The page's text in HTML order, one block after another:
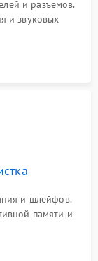
и разъемов.
и звуковых
для
разбора.
и шлейфов.
памяти и
от пыли